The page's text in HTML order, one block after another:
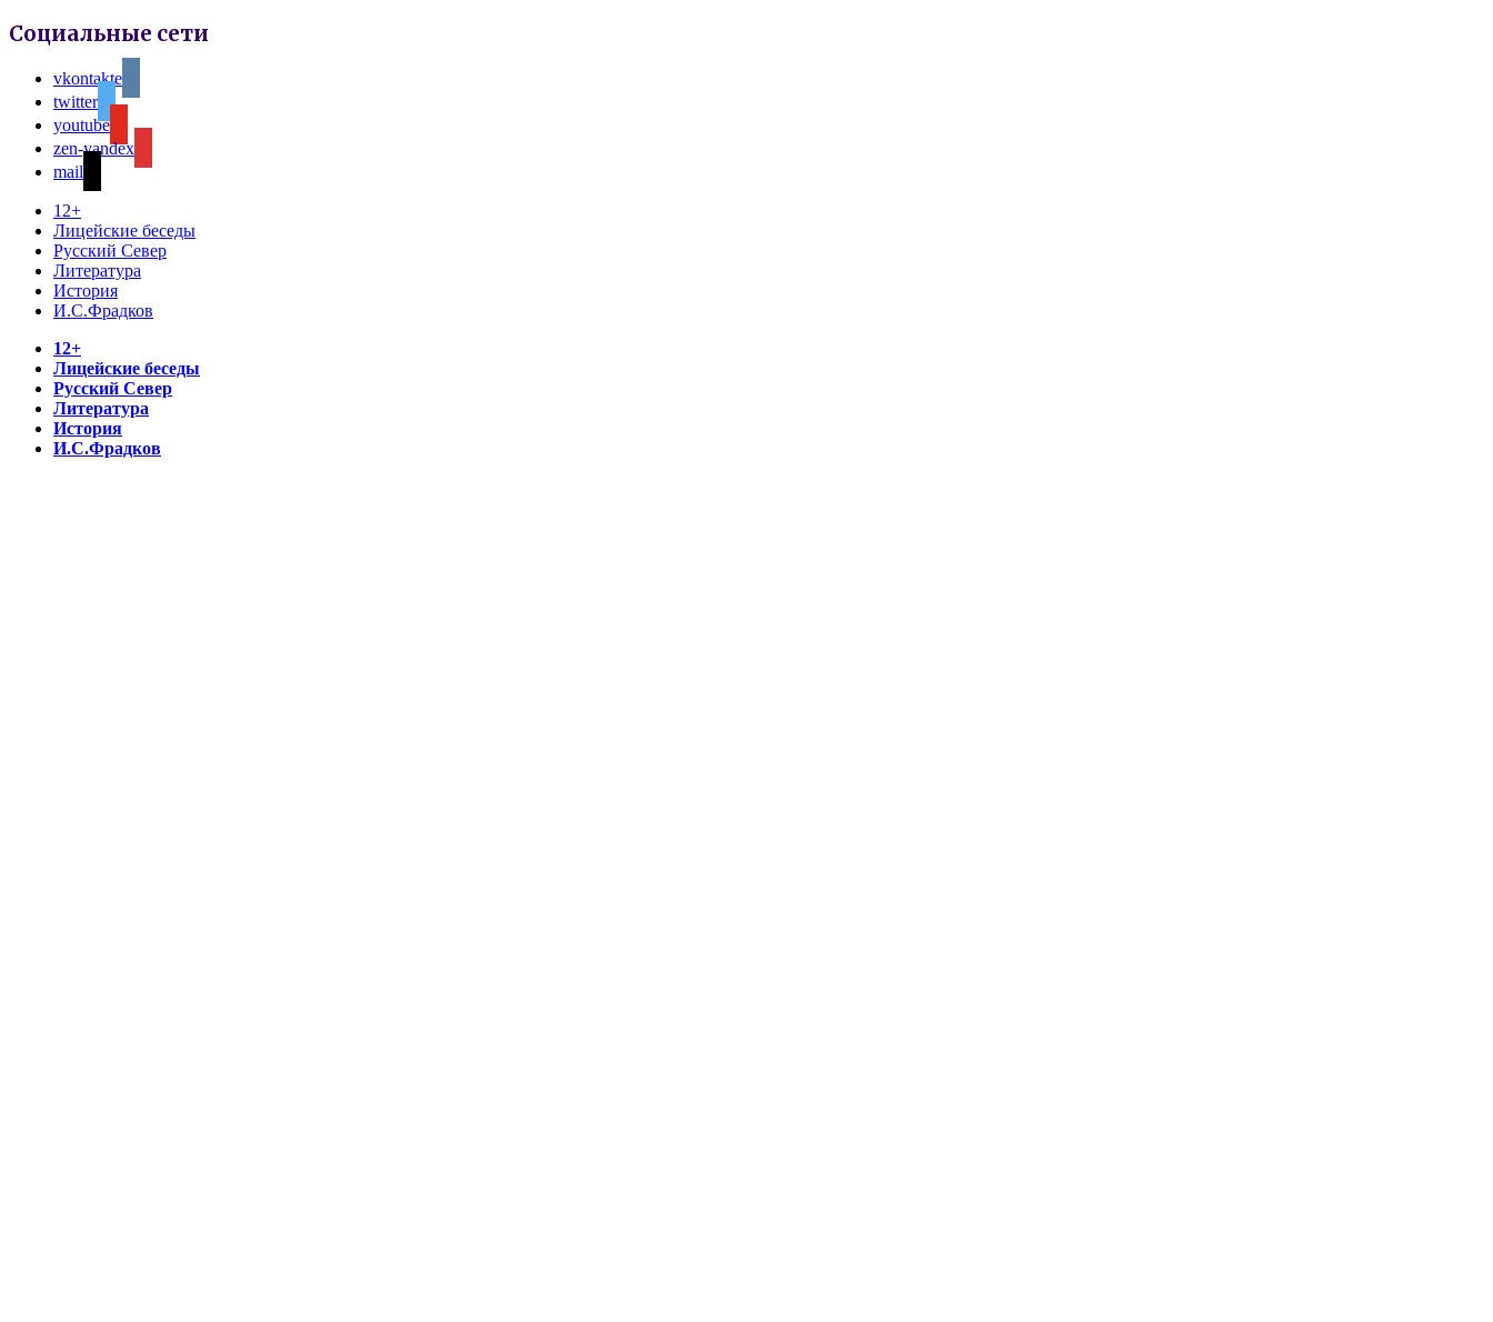
Социальные сети
vkontakte
twitter
youtube
zen-yandex
mail
12+
Лицейские беседы
Русский Север
Литература
История
И.С.Фрадков
12+
Лицейские беседы
Русский Север
Литература
История
И.С.Фрадков